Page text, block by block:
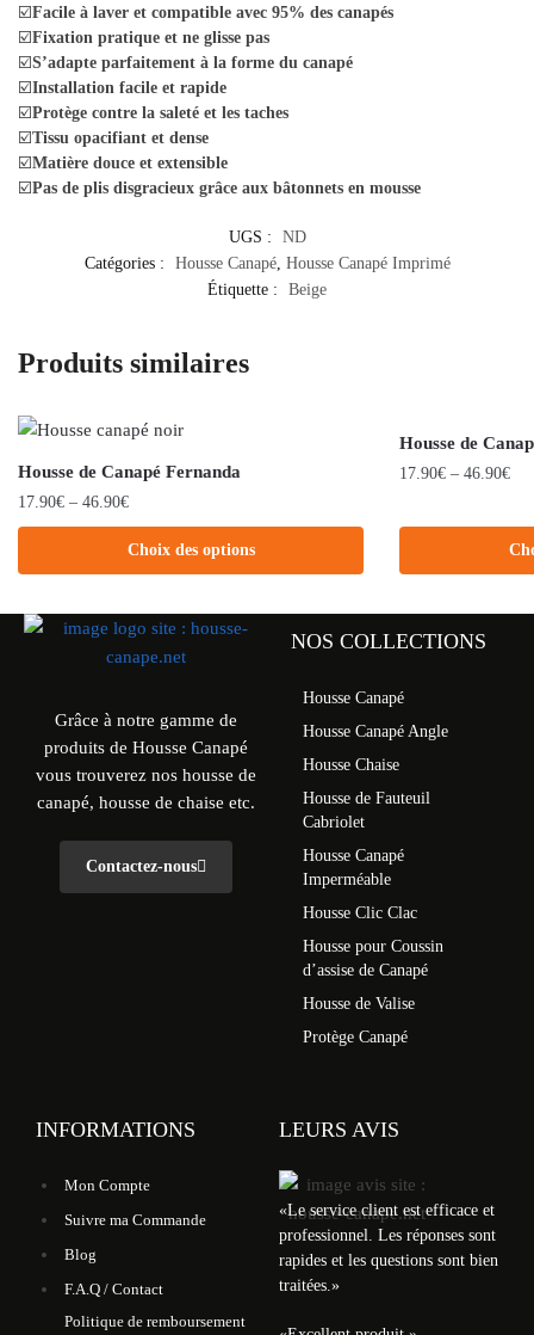
☑️Facile à laver et compatible avec 95% des canapés
☑️Fixation pratique et ne glisse pas
☑️S’adapte parfaitement à la forme du canapé
☑️Installation facile et rapide
☑️Protège contre la saleté et les taches
☑️Tissu opacifiant et dense
☑️Matière douce et extensible
☑️Pas de plis disgracieux grâce aux bâtonnets en mousse
UGS :
ND
Catégories :
Housse Canapé, Housse Canapé Imprimé
Étiquette :
Beige
Produits similaires
Housse de Canapé Fernanda
17.90€ – 46.90€
Choix des options
Housse de
17.90€ – 46.90€
Grâce à notre gamme de
produits de Housse Canapé
vous trouverez nos housse de
canapé, housse de chaise etc.
Contactez-nous
NOS COLLECTIONS
Housse Canapé
Housse Canapé Angle
Housse Chaise
Housse de Fauteuil
Cabriolet
Housse Canapé
Imperméable
Housse Clic Clac
Housse pour Coussin
d’assise de Canapé
Housse de Valise
Protège Canapé
INFORMATIONS
Mon Compte
Suivre ma Commande
Blog
F.A.Q / Contact
Politique de remboursement
LEURS AVIS
«Le service client est efficace et
professionnel. Les réponses sont
rapides et les questions sont bien
traitées.»